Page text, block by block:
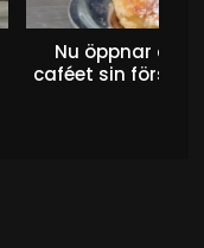
Nu öppnar det
caféet sin första